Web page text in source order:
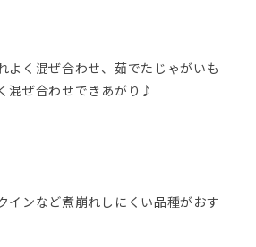
く混ぜ合わせ、茹でたじゃがいも
混ぜ合わせできあがり♪
インなど煮崩れしにくい品種がおす